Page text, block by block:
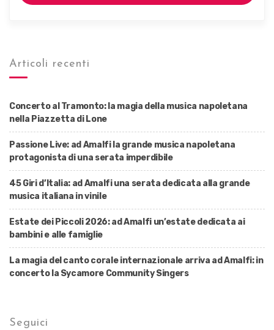
Articoli recenti
Concerto al Tramonto: la magia della musica napoletana
nella Piazzetta di Lone
Passione Live: ad Amalfi la grande musica napoletana
protagonista di una serata imperdibile
45 Giri d’Italia: ad Amalfi una serata dedicata alla grande
musica italiana in vinile
Estate dei Piccoli 2026: ad Amalfi un’estate dedicata ai
bambini e alle famiglie
La magia del canto corale internazionale arriva ad Amalfi: in
concerto la Sycamore Community Singers
Seguici